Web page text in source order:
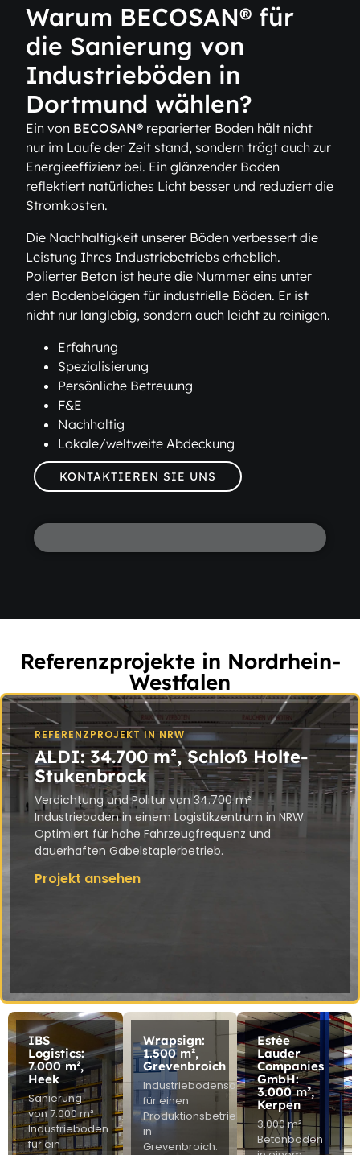
Warum BECOSAN® für
die Sanierung von
Industrieböden in
Dortmund wählen?
Ein von BECOSAN® reparierter Boden hält nicht
nur im Laufe der Zeit stand, sondern trägt auch zur
Energieeffizienz bei. Ein glänzender Boden
reflektiert natürliches Licht besser und reduziert die
Stromkosten.
Die Nachhaltigkeit unserer Böden verbessert die
Leistung Ihres Industriebetriebs erheblich.
Polierter Beton ist heute die Nummer eins unter
den Bodenbelägen für industrielle Böden. Er ist
nicht nur langlebig, sondern auch leicht zu reinigen.
Erfahrung
Spezialisierung
Persönliche Betreuung
F&E
Nachhaltig
Lokale/weltweite Abdeckung
KONTAKTIEREN SIE UNS
Referenzprojekte in Nordrhein-
Westfalen
REFERENZPROJEKT IN NRW
ALDI: 34.700 m², Schloß Holte-
Stukenbrock
Verdichtung und Politur von 34.700 m²
Industrieboden in einem Logistikzentrum in NRW.
Optimiert für hohe Fahrzeugfrequenz und
dauerhaften Gabelstaplerbetrieb.
Projekt ansehen
IBS
Logistics:
7.000 m²,
Heek
Sanierung
von 7.000 m²
Industrieboden
für ein
Wrapsign:
1.500 m²,
Grevenbroich
Industriebodensanierung
für einen
Produktionsbetrieb
in
Grevenbroich.
Estée
Lauder
Companies
GmbH:
3.000 m²,
Kerpen
3.000 m²
Betonboden